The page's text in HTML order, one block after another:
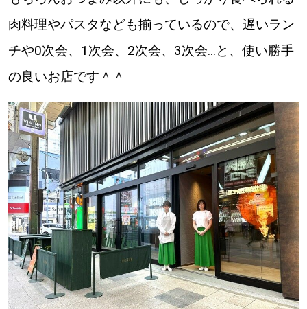
肉料理やパスタなども揃っているので、遅いラン
チや0次会、1次会、2次会、3次会...と、使い勝手
の良いお店です＾＾